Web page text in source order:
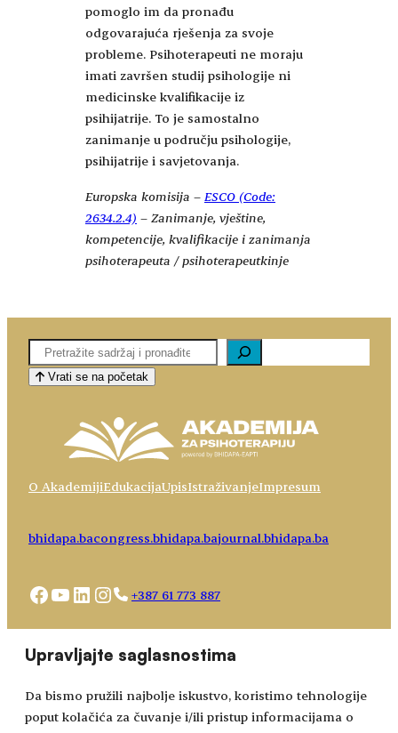
Upravljajte saglasnostima
Da bismo pružili najbolje iskustvo, koristimo tehnologije
poput kolačića za čuvanje i/ili pristup informacijama o
pomoglo im da pronađu
odgovarajuća rješenja za svoje
probleme. Psihoterapeuti ne moraju
imati završen studij psihologije ni
medicinske kvalifikacije iz
psihijatrije. To je samostalno
zanimanje u području psihologije,
psihijatrije i savjetovanja.
Europska komisija – ESCO (Code:
2634.2.4) – Zanimanje, vještine,
kompetencije, kvalifikacije i zanimanja
psihoterapeuta / psihoterapeutkinje
Pretaga
Vrati se na početak
O AkademijiEdukacijaUpisIstraživanjeImpresum
bhidapa.bacongress.bhidapa.bajournal.bhidapa.ba
Facebook
YouTube
LinkedIn
Instagram
+387 61 773 887
academy@bhidapa.ba
Choose
language